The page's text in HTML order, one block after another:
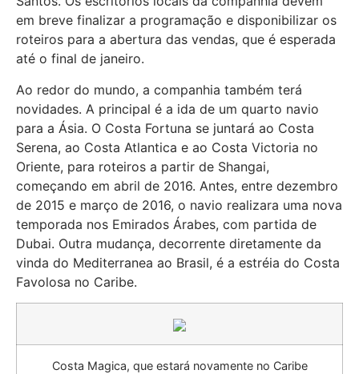
em breve finalizar a programação e disponibilizar os
roteiros para a abertura das vendas, que é esperada
até o final de janeiro.
Ao redor do mundo, a companhia também terá
novidades. A principal é a ida de um quarto navio
para a Ásia. O Costa Fortuna se juntará ao Costa
Serena, ao Costa Atlantica e ao Costa Victoria no
Oriente, para roteiros a partir de Shangai,
começando em abril de 2016. Antes, entre dezembro
de 2015 e março de 2016, o navio realizara uma nova
temporada nos Emirados Árabes, com partida de
Dubai. Outra mudança, decorrente diretamente da
vinda do Mediterranea ao Brasil, é a estréia do Costa
Favolosa no Caribe.
Costa Magica, que estará novamente no Caribe